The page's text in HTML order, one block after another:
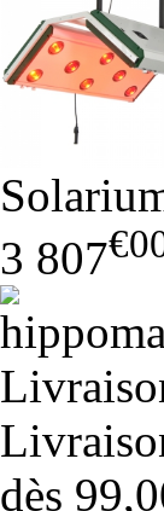
3 807
dès